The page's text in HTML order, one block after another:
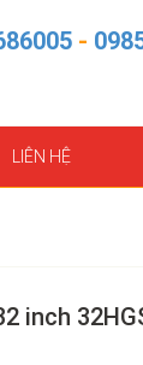
-
LIÊN HỆ
inch